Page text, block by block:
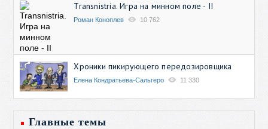
Transnistria. Игра на минном поле - II
Роман Коноплев 10 762
Хроники пикирующего передозировщика
Елена Кондратьева-Сальгеро 11 330
Главные темы